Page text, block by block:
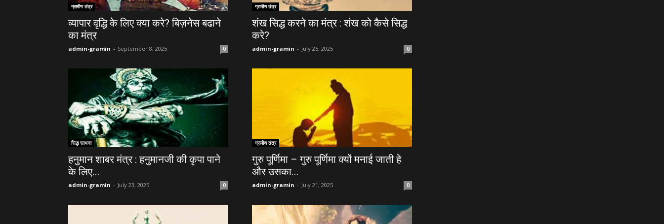
ग्रामीण तंत्र
व्यापार वृद्धि के लिए क्या करे? बिज़नेस बढाने
का मंत्र
admin-gramin - September 8, 2025 0
ग्रामीण तंत्र
शंख सिद्ध करने का मंत्र : शंख को कैसे सिद्ध
करे?
admin-gramin - July 25, 2025 0
सिद्ध साधना
हनुमान शाबर मंत्र : हनुमानजी की कृपा पाने
के लिए...
admin-gramin - July 23, 2025 0
ग्रामीण तंत्र
गुरु पूर्णिमा – गुरु पूर्णिमा क्यों मनाई जाती हे
और उसका...
admin-gramin - July 21, 2025 0